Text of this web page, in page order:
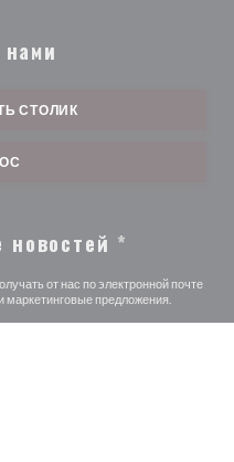
СТОЛИК
новостей *
от нас по электронной почте
предложения.